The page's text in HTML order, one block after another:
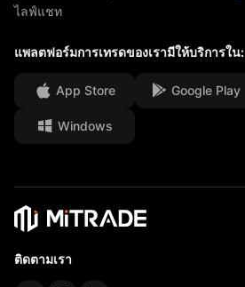
รางวัลของเรา
ศูนย์มีเดีย
โอกาสในอาชีพ
เอกสารทางกฎหมาย
ศูนย์ช่วยเหลือ
คำถามที่พบบ่อย
ไลฟ์แชท
แพลตฟอร์มการเทรดของเรามีให้บริการใน:
App Store Google Play
Windows
ติดตามเรา